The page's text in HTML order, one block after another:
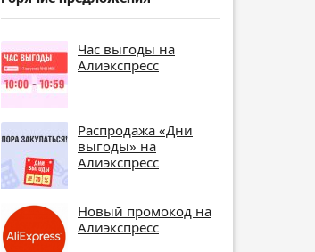
Час выгоды на
Алиэкспресс
Распродажа «Дни
выгоды» на
Алиэкспресс
Новый промокод на
Алиэкспресс